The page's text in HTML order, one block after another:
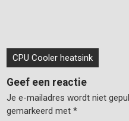
Bericht
navigatie
CPU Cooler heatsink
Geef een reactie
Je e-mailadres wordt niet
gemarkeerd met*